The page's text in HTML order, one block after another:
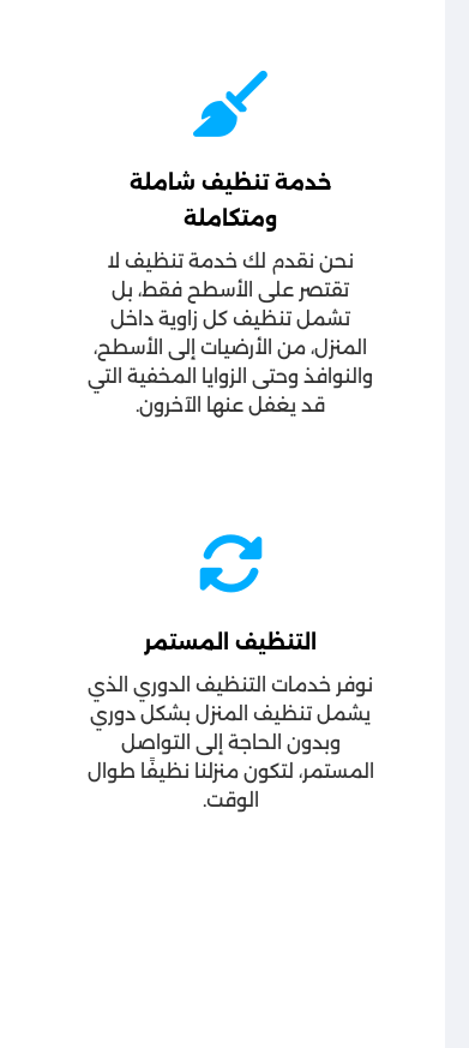
خدمة تنظيف شاملة
ومتكاملة
نحن نقدم لك خدمة تنظيف لا
تقتصر على الأسطح فقط، بل
تشمل تنظيف كل زاوية داخل
المنزل، من الأرضيات إلى الأسطح،
والنوافذ وحتى الزوايا المخفية التي
قد يغفل عنها الآخرون.
التنظيف المستمر
نوفر خدمات التنظيف الدوري الذي
يشمل تنظيف المنزل بشكل دوري
وبدون الحاجة إلى التواصل
المستمر، لتكون منزلنا نظيفًا طوال
الوقت.